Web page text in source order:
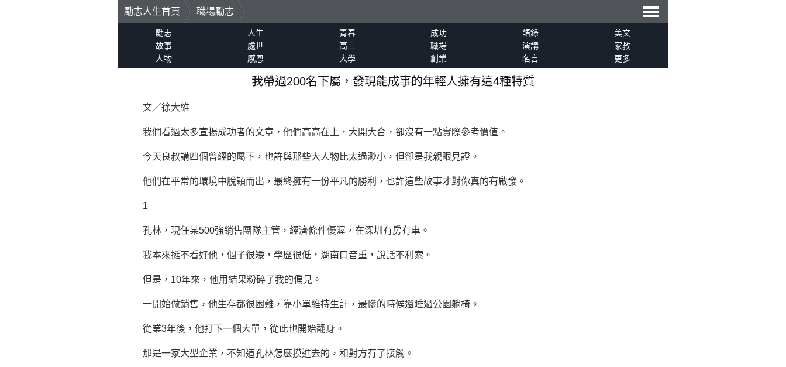
勵志人生首頁
職場勵志
導
勵志 人生 青春 成功 語錄
美文
故事
處世 高三 職場 演講
家教
人物
感恩 大學 創業 名言 更多
我帶過200名下屬，發現能成事的年輕人擁有這4種特質
文／徐大維
我們看過太多宣揚成功者的文章，他們高高在上，大開大合，卻沒有一點實際參考價值。
今天良叔講四個曾經的屬下，也許與那些大人物比太過渺小，但卻是我親眼見證。
他們在平常的環境中脫穎而出，最終擁有一份平凡的勝利，也許這些故事才對你真的有啟發。
1
孔林，現任某500強銷售團隊主管，經濟條件優渥，在深圳有房有車。
我本來挺不看好他，個子很矮，學歷很低，湖南口音重，說話不利索。
但是，10年來，他用結果粉碎了我的偏見。
一開始做銷售，他生存都很困難，靠小單維持生計，最慘的時候還睡過公園躺椅。
從業3年後，他打下一個大單，從此也開始翻身。
那是一家大型企業，不知道孔林怎麼摸進去的，和對方有了接觸。